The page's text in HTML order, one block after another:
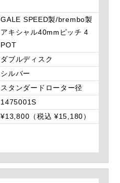
GALE SPEED製/brembo製
アキシャル40mmピッチ 4
POT
ダブルディスク
シルバー
スタンダードローター径
1475001S
¥13,800（税込 ¥15,180）